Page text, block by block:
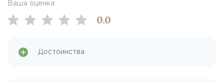
Ваша оценка:
0.0